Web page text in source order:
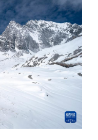
全球连线 教育
量子 体育
健康 军事
图片 政务
信息化 数字经济